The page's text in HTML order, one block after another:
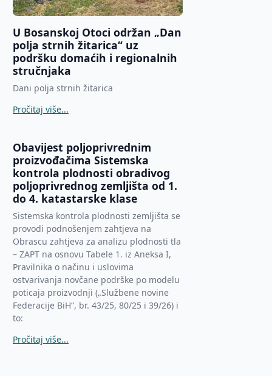
U Bosanskoj Otoci održan „Dan
polja strnih žitarica“ uz
podršku domaćih i regionalnih
stručnjaka
Dani polja strnih žitarica
Pročitaj više...
Obavijest poljoprivrednim
proizvođačima Sistemska
kontrola plodnosti obradivog
poljoprivrednog zemljišta od 1.
do 4. katastarske klase
Sistemska kontrola plodnosti zemljišta se
provodi podnošenjem zahtjeva na
Obrascu zahtjeva za analizu plodnosti tla
– ZAPT na osnovu Tabele 1. iz Aneksa I,
Pravilnika o načinu i uslovima
ostvarivanja novčane podrške po modelu
poticaja proizvodnji („Službene novine
Federacije BiH“, br. 43/25, 80/25 i 39/26) i
to:
Pročitaj više...